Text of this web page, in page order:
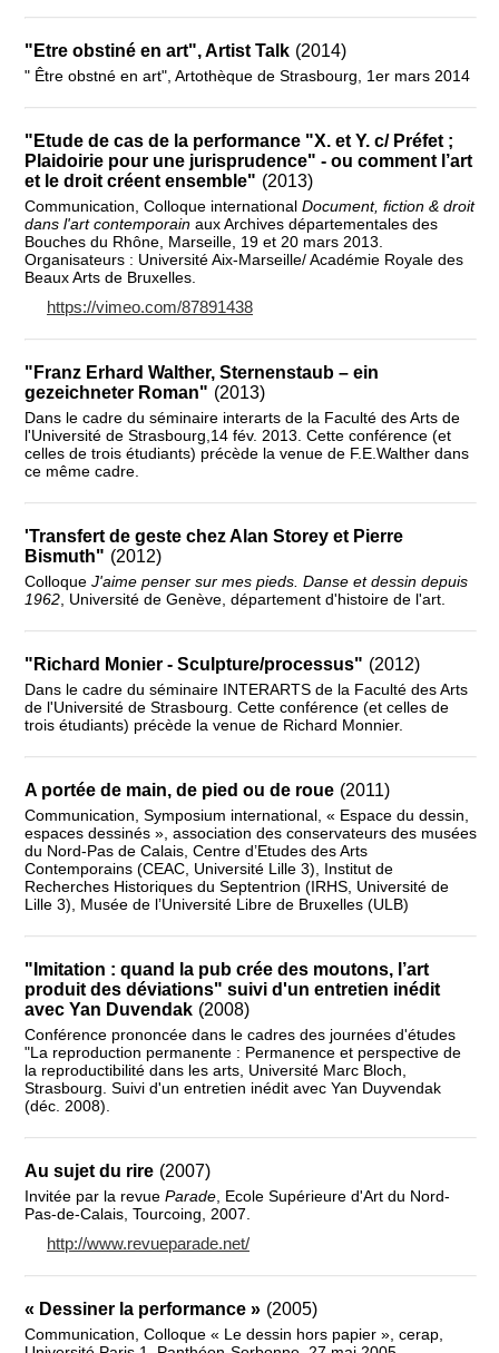
"Etre obstiné en art", Artist Talk (2014)
" Être obstné en art", Artothèque de Strasbourg, 1er mars 2014
"Etude de cas de la performance "X. et Y. c/ Préfet ;
Plaidoirie pour une jurisprudence" - ou comment l’art
et le droit créent ensemble" (2013)
Communication, Colloque international Document, fiction & droit
dans l'art contemporain aux Archives départementales des
Bouches du Rhône, Marseille, 19 et 20 mars 2013.
Organisateurs : Université Aix-Marseille/ Académie Royale des
Beaux Arts de Bruxelles.
https://vimeo.com/87891438
"Franz Erhard Walther, Sternenstaub – ein
gezeichneter Roman" (2013)
Dans le cadre du séminaire interarts de la Faculté des Arts de
l'Université de Strasbourg,14 fév. 2013. Cette conférence (et
celles de trois étudiants) précède la venue de F.E.Walther dans
ce même cadre.
'Transfert de geste chez Alan Storey et Pierre
Bismuth" (2012)
Colloque J'aime penser sur mes pieds. Danse et dessin depuis
1962 , Université de Genève, département d'histoire de l'art.
"Richard Monier - Sculpture/processus" (2012)
Dans le cadre du séminaire INTERARTS de la Faculté des Arts
de l'Université de Strasbourg. Cette conférence (et celles de
trois étudiants) précède la venue de Richard Monnier.
A portée de main, de pied ou de roue (2011)
Communication, Symposium international, « Espace du dessin,
espaces dessinés », association des conservateurs des musées
du Nord-Pas de Calais, Centre d’Etudes des Arts
Contemporains (CEAC, Université Lille 3), Institut de
Recherches Historiques du Septentrion (IRHS, Université de
Lille 3), Musée de l’Université Libre de Bruxelles (ULB)
"Imitation : quand la pub crée des moutons, l’art
produit des déviations" suivi d'un entretien inédit
avec Yan Duvendak (2008)
Conférence prononcée dans le cadres des journées d'études
"La reproduction permanente : Permanence et perspective de
la reproductibilité dans les arts, Université Marc Bloch,
Strasbourg. Suivi d'un entretien inédit avec Yan Duyvendak
(déc. 2008).
Au sujet du rire (2007)
Invitée par la revue Parade , Ecole Supérieure d'Art du Nord-
Pas-de-Calais, Tourcoing, 2007.
http://www.revueparade.net/
« Dessiner la performance » (2005)
Communication, Colloque « Le dessin hors papier », cerap,